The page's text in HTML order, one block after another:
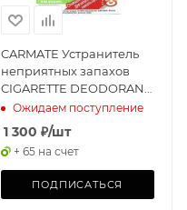
CARMATE Устранитель
неприятных запахов
CIGARETTE DEODORANT
STEAM TYPE, Дымовая
шашка, 20мл
Ожидаем поступление
1 300 ₽/шт
+ 65 на счет
ПОДПИСАТЬСЯ